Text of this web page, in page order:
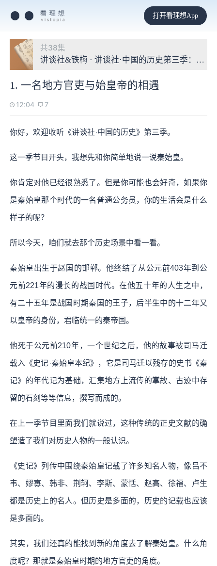
打开看理想App
共38集
讲谈社&铁梅 · 讲谈社·中国的历史第三季：秦汉
1. 一名地方官吏与始皇帝的相遇
12:04 7
你好，欢迎收听《讲谈社·中国的历史》第三季。
这一季节目开头，我想先和你简单地说一说秦始皇。
你肯定对他已经很熟悉了。但是你可能也会好奇，如果你
是秦始皇那个时代的一名普通公务员，你的生活会是什么
样子的呢？
所以今天，咱们就去那个历史场景中看一看。
秦始皇出生于赵国的邯郸。他终结了从公元前403年到公
元前221年的漫长的战国时代。在他五十年的人生之中，
有二十五年是战国时期秦国的王子，后半生中的十二年又
以皇帝的身份，君临统一的秦帝国。
他死于公元前210年，一个世纪之后，他的故事被司马迁
载入《史记·秦始皇本纪》，它是司马迁以残存的史书《秦
记》的年代记为基础，汇集地方上流传的掌故、古迹中存
留的石刻等等信息，撰写而成的。
在上一季节目里面我们就说过，这种传统的正史文献的确
塑造了我们对历史人物的一般认识。
《史记》列传中围绕秦始皇记载了许多知名人物，像吕不
韦、嫪毐、韩非、荆轲、李斯、蒙恬、赵高、徐福、卢生
都是历史上的名人。但历史是多面的，历史的记载也应该
是多面的。
其实，我们还真的能找到新的角度去了解秦始皇。什么角
度呢？那就是秦始皇时期的地方官吏的角度。